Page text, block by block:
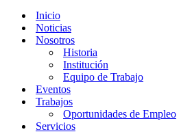
Inicio
Noticias
Nosotros
Historia
Institución
Equipo de Trabajo
Eventos
Trabajos
Oportunidades de Empleo
Servicios